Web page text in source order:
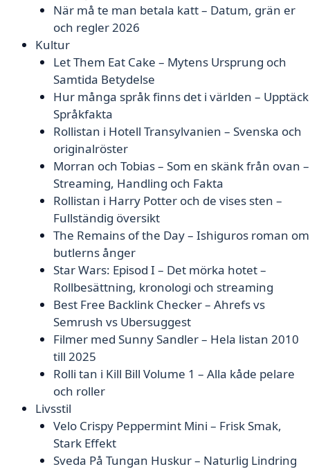
När må te man betala katt – Datum, grän er
och regler 2026
Kultur
Let Them Eat Cake – Mytens Ursprung och
Samtida Betydelse
Hur många språk finns det i världen – Upptäck
Språkfakta
Rollistan i Hotell Transylvanien – Svenska och
originalröster
Morran och Tobias – Som en skänk från ovan –
Streaming, Handling och Fakta
Rollistan i Harry Potter och de vises sten –
Fullständig översikt
The Remains of the Day – Ishiguros roman om
butlerns ånger
Star Wars: Episod I – Det mörka hotet –
Rollbesättning, kronologi och streaming
Best Free Backlink Checker – Ahrefs vs
Semrush vs Ubersuggest
Filmer med Sunny Sandler – Hela listan 2010
till 2025
Rolli tan i Kill Bill Volume 1 – Alla kåde pelare
och roller
Livsstil
Velo Crispy Peppermint Mini – Frisk Smak,
Stark Effekt
Sveda På Tungan Huskur – Naturlig Lindring